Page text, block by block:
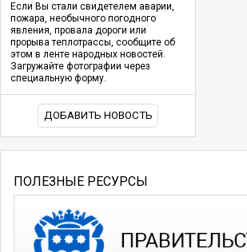
Если Вы стали свидетелем аварии,
пожара, необычного погодного
явления, провала дороги или
прорыва теплотрассы, сообщите об
этом в ленте народных новостей.
Загружайте фотографии через
специальную форму.
ДОБАВИТЬ НОВОСТЬ
ПОЛЕЗНЫЕ РЕСУРСЫ